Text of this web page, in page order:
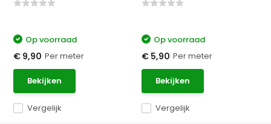
Vergelijk
Op voorraad
€ 9,90 Per meter
Bekijken
Vergelijk
Op voorraad
€ 5,90 Per meter
Bekijken